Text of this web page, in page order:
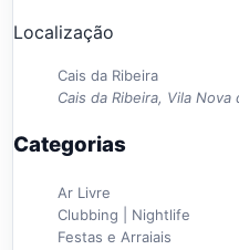
Localização
Cais da Ribeira
Cais da Ribeira, Vila Nova
Categorias
Ar Livre
Clubbing | Nightlife
Festas e Arraiais